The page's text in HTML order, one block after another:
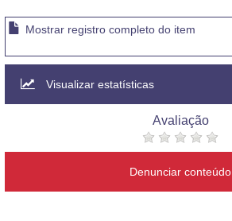
Mostrar registro completo do item
Visualizar estatísticas
Avaliação
Denunciar conteúdo